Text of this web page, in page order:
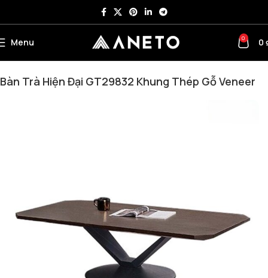
Menu 0 0
Bàn Trà Hiện Đại GT29832 Khung Thép Gỗ Veneer